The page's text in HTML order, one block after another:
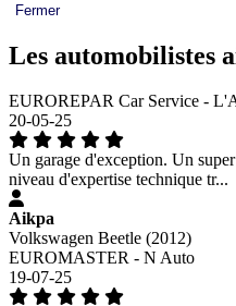
Fermer
Les automobilistes
EUROREPAR Car Service -
20-05-25
Un garage d'exception. Un
niveau d'expertise technique tr...
Aikpa
Volkswagen Beetle (2012)
EUROMASTER - N Auto
19-07-25